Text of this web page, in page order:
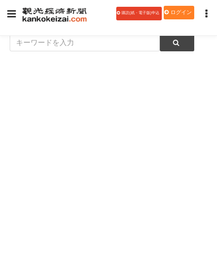
購読(紙・電子版)申込 ログイン